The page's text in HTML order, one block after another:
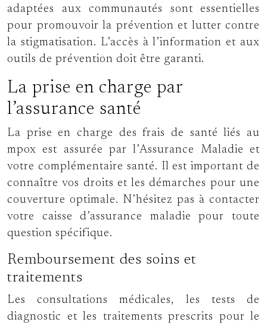
adaptées aux communautés sont essentielles
pour promouvoir la prévention et lutter contre
la stigmatisation. L’accès à l’information et aux
outils de prévention doit être garanti.
La prise en charge par
l’assurance santé
La prise en charge des frais de santé liés au
mpox est assurée par l’Assurance Maladie et
votre complémentaire santé. Il est important de
connaître vos droits et les démarches pour une
couverture optimale. N’hésitez pas à contacter
votre caisse d’assurance maladie pour toute
question spécifique.
Remboursement des soins et
traitements
Les consultations médicales, les tests de
diagnostic et les traitements prescrits pour le